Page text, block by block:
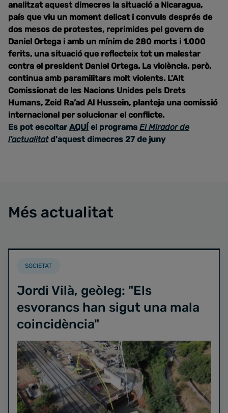
analitzat aquest dimecres la situació a Nicaragua,
país que viu un moment delicat i convuls després de
dos mesos de protestes, reprimides pel govern de
Daniel Ortega i amb un mínim de 280 morts i 1.000
ferits, una situació que reflecteix tot un malestar
contra el president Daniel Ortega. La violència, però,
continua amb paramilitars molt violents. L’Alt
Comissionat de les Nacions Unides pels Drets
Humans, Zeid Ra’ad Al Hussein, planteja una comissió
internacional per solucionar el conflicte.
Es pot escoltar AQUÍ el programa El Mirador de
l'actualitatd'aquest dimecres 27 de juny
Més actualitat
SOCIETAT
Jordi Vilà, geòleg: "Els
esvorancs han sigut una mala
coincidència"